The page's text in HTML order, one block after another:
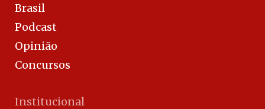
Brasil
Podcast
Opinião
Concursos
Institucional